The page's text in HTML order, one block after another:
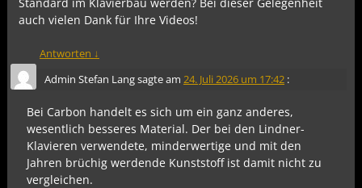
auch vielen Dank für Ihre Videos!
Antworten ↓
Admin Stefan Langsagte am 24. Juli 2026 um 17:42 :
Bei Carbon handelt es sich um ein ganz anderes,
wesentlich besseres Material. Der bei den Lindner-
Klavieren verwendete, minderwertige und mit den
Jahren brüchig werdende Kunststoff ist damit nicht zu
vergleichen.